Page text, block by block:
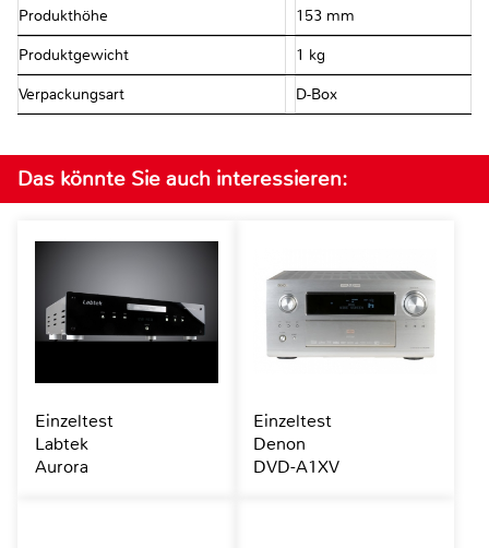
Produkthöhe 153 mm
Produktgewicht 1 kg
Verpackungsart D-Box
Das könnte Sie auch interessieren:
Einzeltest
Labtek
Aurora
Einzeltest
Denon
DVD-A1XV